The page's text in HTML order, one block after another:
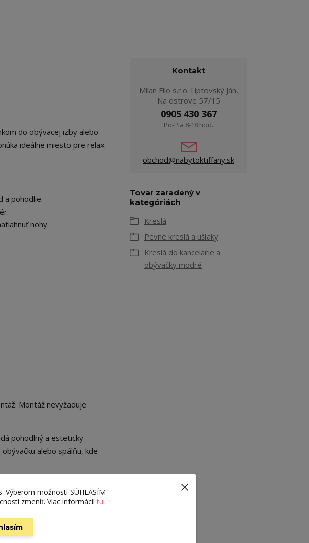
do obývacej izby alebo
ideálne miesto pre relax
a pohodlie.
nohy.
Montáž nevyžaduje
pohodlný a esteticky
alebo spálňu, kde
Kontakt
Milan Filo s.r.o. Liptovský Ján,
Na ostrove 57/15
0905 430 367
Po-Pia 8-18 hod.
obchod@nabytoktiffany.sk
Tovar zaradený v
kategóriách
Kreslá
Pevné kreslá a ušiaky
Kreslá do kancelárie a
obývačky modré
Výberom možnosti SÚHLASÍM
zmeniť. Viac informáciítu